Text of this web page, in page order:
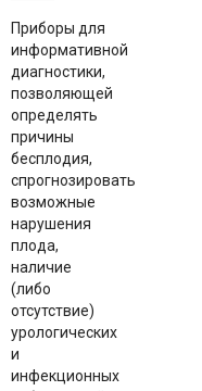
Приборы для
информативной
диагностики,
позволяющей
определять
причины
бесплодия,
спрогнозировать
возможные
нарушения
плода,
наличие
(либо
отсутствие)
урологических
и
инфекционных